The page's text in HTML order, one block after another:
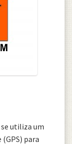
utiliza um
para